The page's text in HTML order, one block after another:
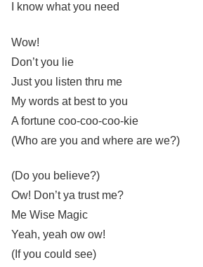
I know what you need
Wow!
Don’t you lie
Just you listen thru me
My words at best to you
A fortune coo-coo-coo-kie
(Who are you and where are we?)
(Do you believe?)
Ow! Don’t ya trust me?
Me Wise Magic
Yeah, yeah ow ow!
(If you could see)